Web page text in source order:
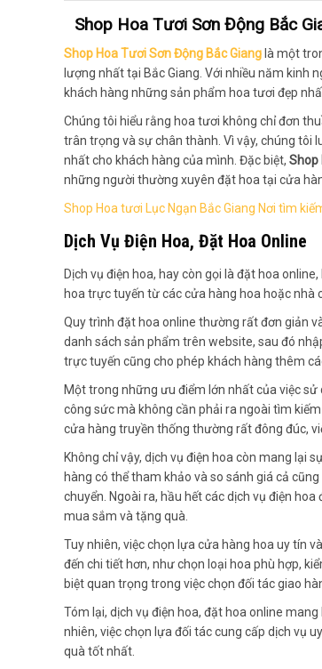
Shop Hoa Tươi Sơn Động Bắc
Shop Hoa Tươi Sơn Động Bắc Giang là một
lượng nhất tại Bắc Giang. Với nhiều năm kinh
khách hàng những sản phẩm hoa tươi đẹp
Chúng tôi hiểu rằng hoa tươi không chỉ đơn
trân trọng và sự chân thành. Vì vậy, chúng tôi
nhất cho khách hàng của mình. Đặc biệt, Shop
những người thường xuyên đặt hoa tại cửa
Shop Hoa tươi Lục Ngạn Bắc Giang Nơi tìm
Dịch Vụ Điện Hoa, Đặt Hoa Online
Dịch vụ điện hoa, hay còn gọi là đặt hoa
hoa trực tuyến từ các cửa hàng hoa hoặc nhà
Quy trình đặt hoa online thường rất đơn giản
danh sách sản phẩm trên website, sau đó
trực tuyến cũng cho phép khách hàng thêm
Một trong những ưu điểm lớn nhất của việc
công sức mà không cần phải ra ngoài tìm
cửa hàng truyền thống thường rất đông đúc,
Không chỉ vậy, dịch vụ điện hoa còn mang lại
hàng có thể tham khảo và so sánh giá cả
chuyển. Ngoài ra, hầu hết các dịch vụ điện
mua sắm và tặng quà.
Tuy nhiên, việc chọn lựa cửa hàng hoa uy tín
đến chi tiết hơn, như chọn loại hoa phù hợp,
biệt quan trọng trong việc chọn đối tác giao
Tóm lại, dịch vụ điện hoa, đặt hoa online
nhiên, việc chọn lựa đối tác cung cấp dịch vụ
quà tốt nhất.